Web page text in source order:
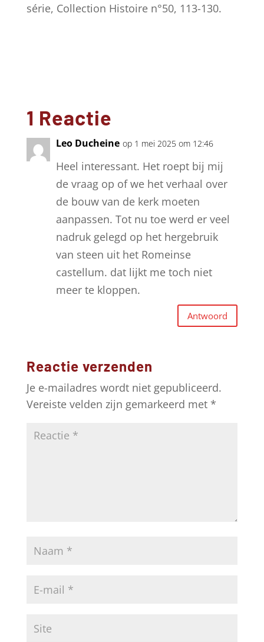
série, Collection Histoire n°50, 113-130.
1 Reactie
Leo Ducheine op 1 mei 2025 om 12:46
Heel interessant. Het roept bij mij
de vraag op of we het verhaal over
de bouw van de kerk moeten
aanpassen. Tot nu toe werd er veel
nadruk gelegd op het hergebruik
van steen uit het Romeinse
castellum. dat lijkt me toch niet
meer te kloppen.
Antwoord
Reactie verzenden
Je e-mailadres wordt niet gepubliceerd.
Vereiste velden zijn gemarkeerd met *